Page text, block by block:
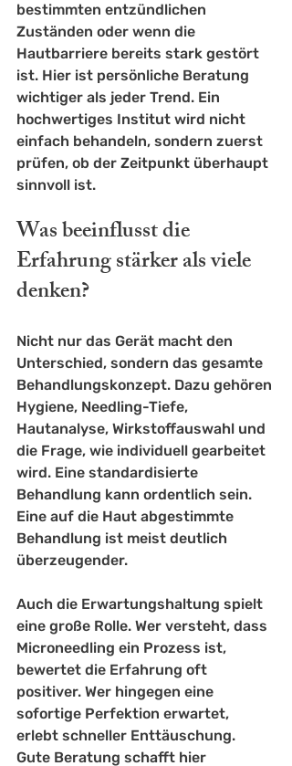
bestimmten entzündlichen
Zuständen oder wenn die
Hautbarriere bereits stark gestört
ist. Hier ist persönliche Beratung
wichtiger als jeder Trend. Ein
hochwertiges Institut wird nicht
einfach behandeln, sondern zuerst
prüfen, ob der Zeitpunkt überhaupt
sinnvoll ist.
Was beeinflusst die
Erfahrung stärker als viele
denken?
Nicht nur das Gerät macht den
Unterschied, sondern das gesamte
Behandlungskonzept. Dazu gehören
Hygiene, Needling-Tiefe,
Hautanalyse, Wirkstoffauswahl und
die Frage, wie individuell gearbeitet
wird. Eine standardisierte
Behandlung kann ordentlich sein.
Eine auf die Haut abgestimmte
Behandlung ist meist deutlich
überzeugender.
Auch die Erwartungshaltung spielt
eine große Rolle. Wer versteht, dass
Microneedling ein Prozess ist,
bewertet die Erfahrung oft
positiver. Wer hingegen eine
sofortige Perfektion erwartet,
erlebt schneller Enttäuschung.
Gute Beratung schafft hier